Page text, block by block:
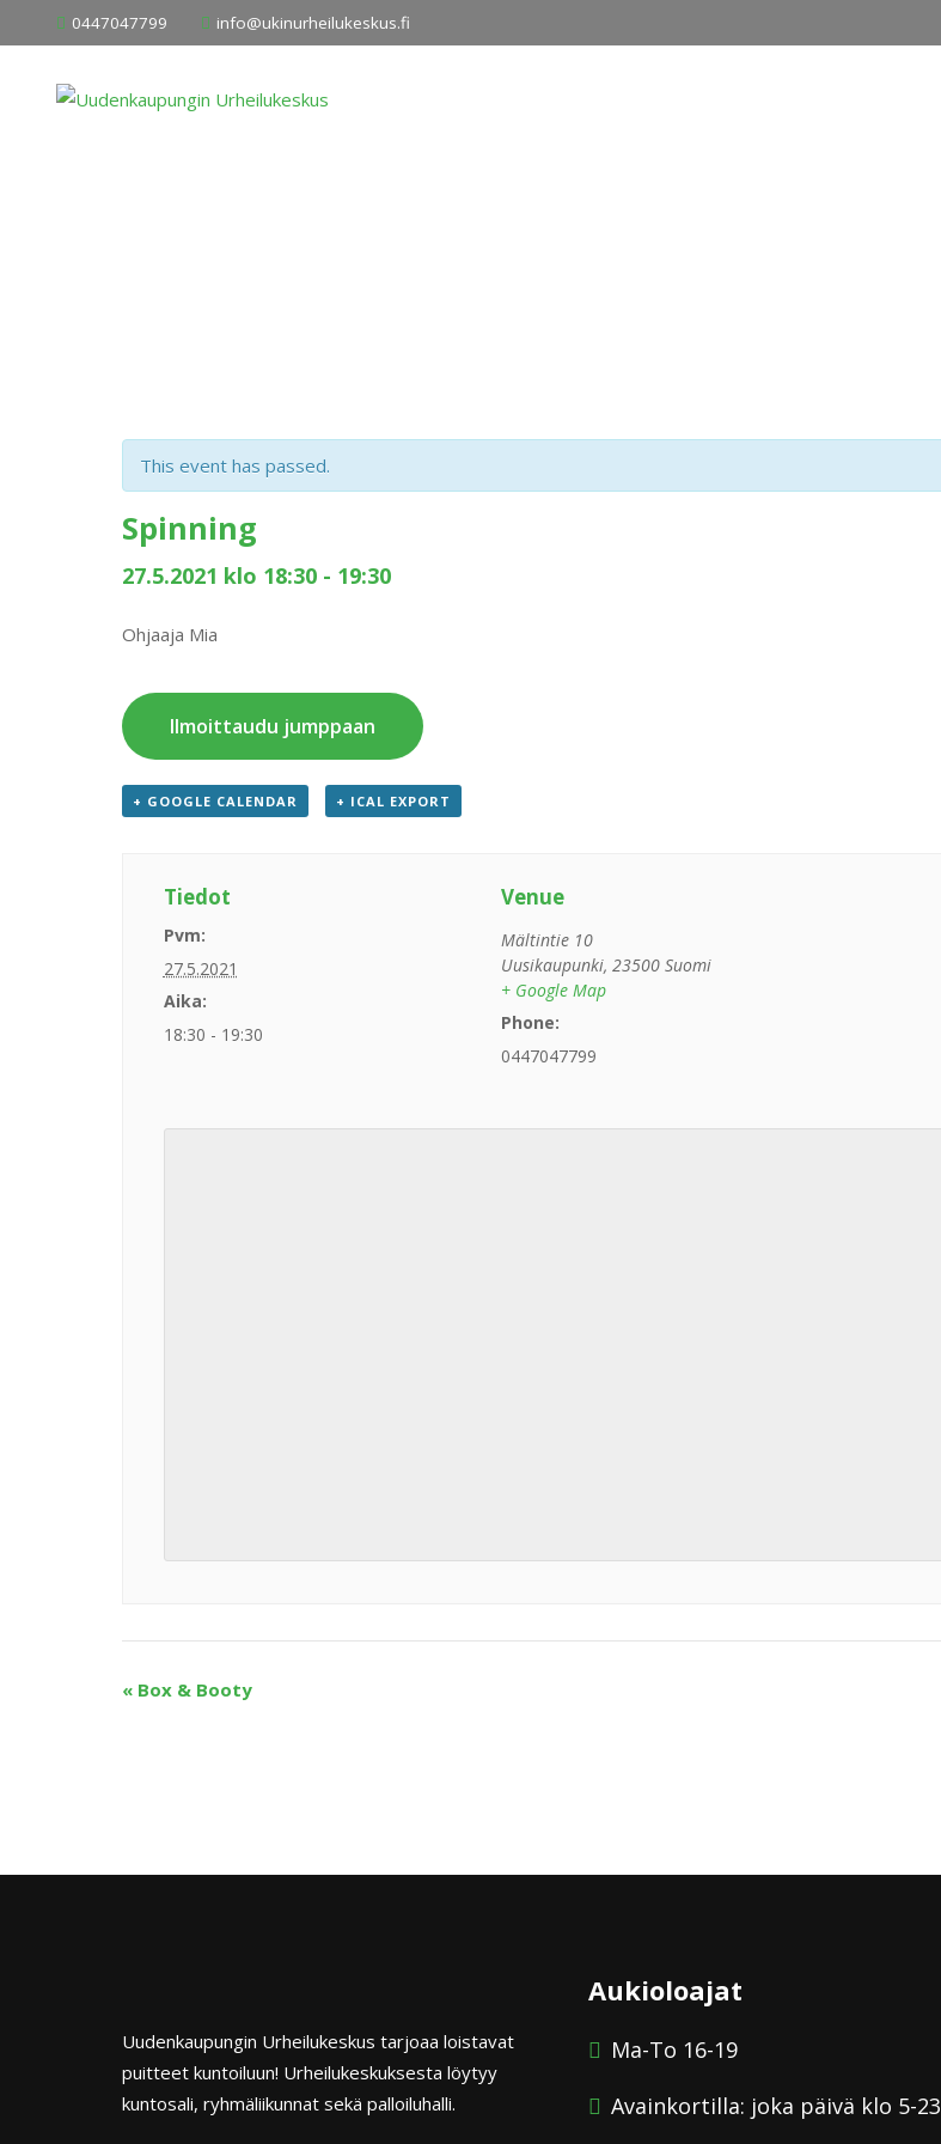
to
0447047799 info@ukinurheilukeskus.fi
This event has passed.
Spinning
27.5.2021 klo 18:30 - 19:30
Ohjaaja Mia
Ilmoittaudu jumppaan
+ GOOGLE CALENDAR + ICAL EXPORT
Tiedot
Pvm:
27.5.2021
Aika:
18:30 - 19:30
Venue
Mältintie 10
Uusikaupunki, 23500 Suomi
+ Google Map
Phone:
0447047799
« Box & Booty
Uudenkaupungin Urheilukeskus tarjoaa loistavat
puitteet kuntoiluun! Urheilukeskuksesta löytyy
kuntosali, ryhmäliikunnat sekä palloiluhalli.
Aukioloajat
Ma-To 16-19
Avainkortilla: joka päivä klo 5-23